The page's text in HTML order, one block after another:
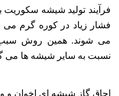
فرآیند تولید شیشه
فشار زیاد در کوره گرم می
می شوند. همین روش سبب
نسبت به سایر شیشه ها می
اجاق گاز شیشه ای اخوان و